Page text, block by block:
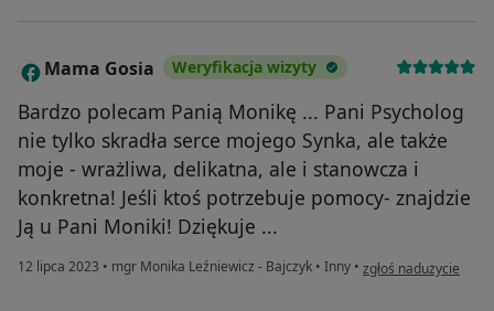
M Mama Gosia Weryfikacja wizyty
Bardzo polecam Panią Monikę ... Pani Psycholog
nie tylko skradła serce mojego Synka, ale także
moje - wrażliwa, delikatna, ale i stanowcza i
konkretna! Jeśli ktoś potrzebuje pomocy- znajdzie
Ją u Pani Moniki! Dziękuje ...
12 lipca 2023 • mgr Monika Leźniewicz - Bajczyk • Inny • w opinii użytkownika
zgłoś nadużycie